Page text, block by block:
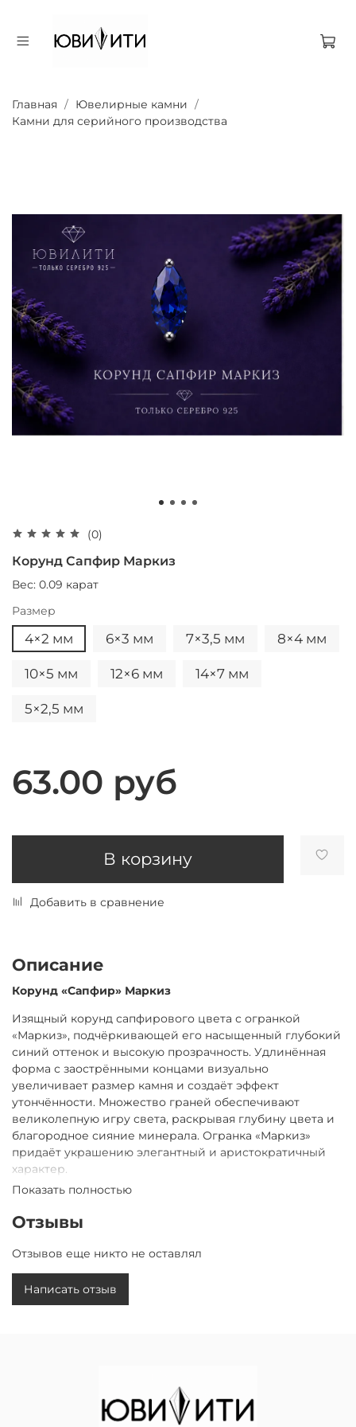
Главная
Ювелирные камни
Камни для серийного производства
(0)
Корунд Сапфир Маркиз
Вес: 0.09 карат
Размер
4×2 мм 6×3 мм 7×3,5 мм 8×4 мм
10×5 мм 12×6 мм 14×7 мм
5×2,5 мм
63.00 руб
В корзину
Добавить в сравнение
Описание
Корунд «Сапфир» Маркиз
Изящный корунд сапфирового цвета с огранкой
«Маркиз», подчёркивающей его насыщенный глубокий
синий оттенок и высокую прозрачность. Удлинённая
форма с заострёнными концами визуально
увеличивает размер камня и создаёт эффект
утончённости. Множество граней обеспечивают
великолепную игру света, раскрывая глубину цвета и
благородное сияние минерала. Огранка «Маркиз»
придаёт украшению элегантный и аристократичный
характер.
Характеристики:
• Вставка: корунд сапфирового цвета
• Огранка: маркиз
• Цвет: насыщенный синий
• Прозрачность: высокая
Корунд сапфирового цвета огранки «Маркиз» сочетает
Показать полностью
Отзывы
Отзывов еще никто не оставлял
Написать отзыв